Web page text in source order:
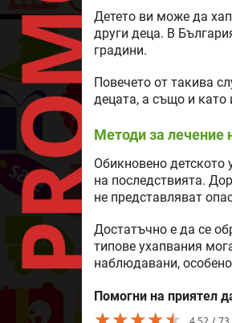
Детето ви може да
други деца. В
градини.
Повечето от такива
децата, а също и като
Методи за лечение
Обикновено детското
на последствията.
не представляват
Достатъчно е да се
типове ухапвания
наблюдавани,
Помогни на приятел